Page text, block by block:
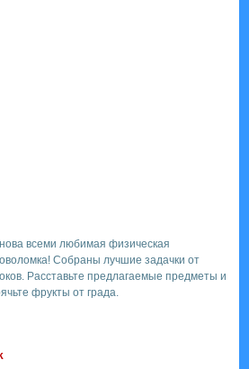
всеми любимая физическая
Собраны лучшие задачки от
Расставьте предлагаемые предметы и
фрукты от града.